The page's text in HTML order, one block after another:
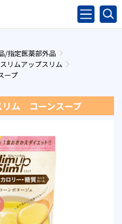
/指定医薬部外品
スリムアップスリム
ープ
リム コーンスープ